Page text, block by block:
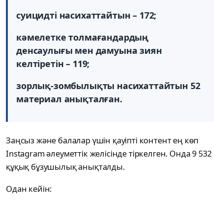
суицидті насихаттайтын – 172;
кәмелетке толмағандардың
денсаулығы мен дамуына зиян
келтіретін – 119;
зорлық-зомбылықты насихаттайтын 52
материал анықталған.
Заңсыз және балалар үшін қауіпті контент ең көп
Instagram әлеуметтік желісінде тіркелген. Онда 9 532
құқық бұзушылық анықталды.
Одан кейін: